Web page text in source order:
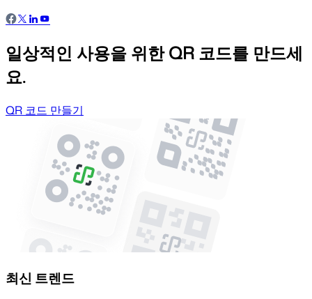
일상적인 사용을 위한 QR 코드를 만드세
요.
QR 코드 만들기
최신 트렌드